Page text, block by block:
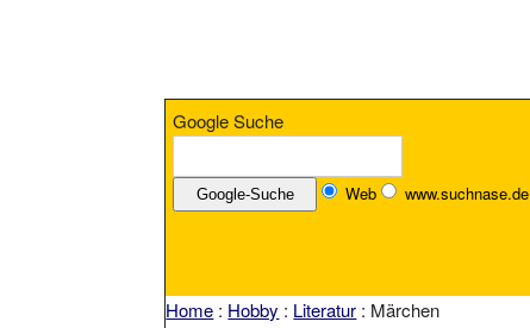
Google Suche
Web www.suchnase.de
Home : Hobby : Literatur : Märchen